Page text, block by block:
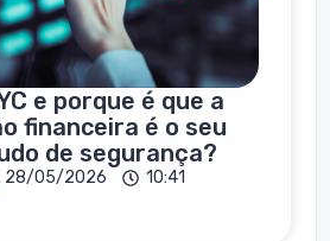
e porque é que a
financeira é o seu
de segurança?
28/05/2026 10:41